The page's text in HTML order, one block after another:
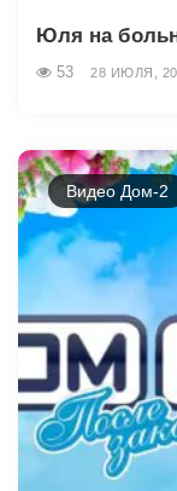
Юля на
53 28 ИЮЛЯ,
Видео Дом-2